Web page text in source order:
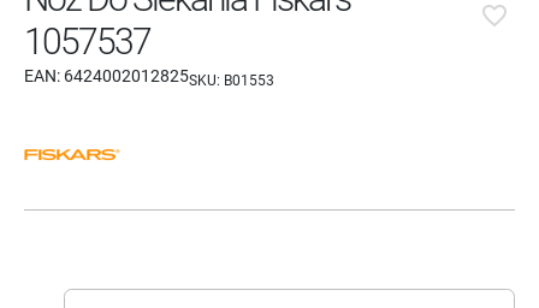
1057537
EAN: 6424002012825SKU: B01553
favorite_border